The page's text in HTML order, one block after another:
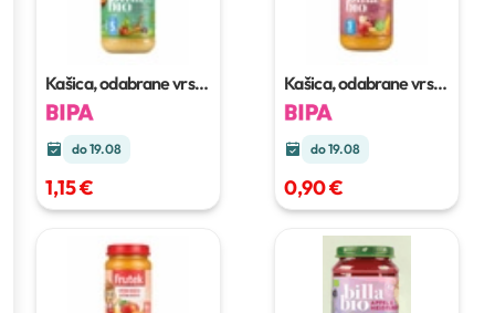
Kašica, odabrane vrste
190 g
do 19.08
1,15 €
Kašica, odabrane vrste
125 g
do 19.08
0,90 €